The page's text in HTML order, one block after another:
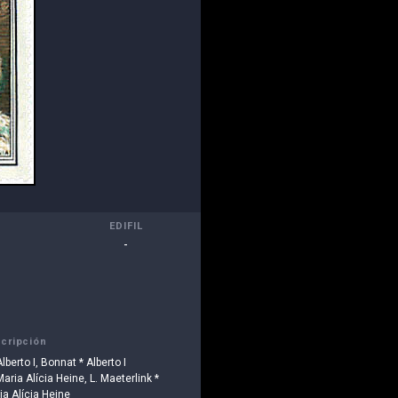
EDIFIL
-
I, Bonnat * Alberto I
Alícia Heine, L. Maeterlink *
Alícia Heine